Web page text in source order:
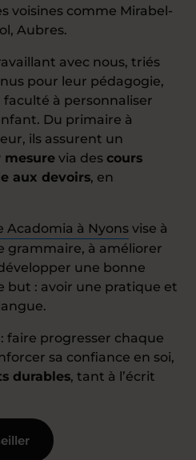
voisines comme Mirabel-
Aubres.
avec nous, triés
pour leur pédagogie,
à personnaliser
Du primaire à
ils assurent un
mesure via des cours
aux devoirs, en
Acadomia à Nyons vise à
grammaire, à améliorer
une bonne
but : avoir une pratique et
faire progresser chaque
sa confiance en soi,
durables, tant à l’écrit